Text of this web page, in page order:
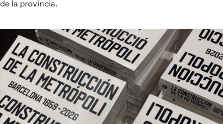
de la provincia.